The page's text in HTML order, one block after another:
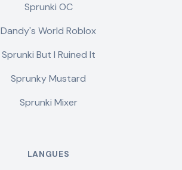
Sprunki OC
Dandy's World Roblox
Sprunki But I Ruined It
Sprunky Mustard
Sprunki Mixer
LANGUES